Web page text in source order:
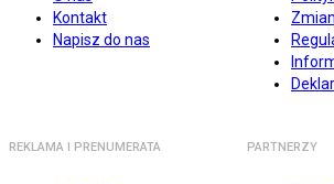
Kontakt
Napisz do nas
REKLAMA I PRENUMERATA PARTNERZY